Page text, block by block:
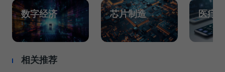
数字经济 芯片制造 医疗
相关推荐